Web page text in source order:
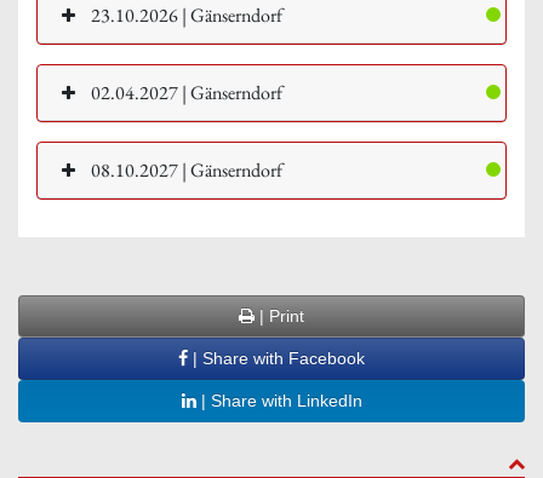
23.10.2026 | Gänserndorf
02.04.2027 | Gänserndorf
08.10.2027 | Gänserndorf
| Print
| Share with Facebook
| Share with LinkedIn
to